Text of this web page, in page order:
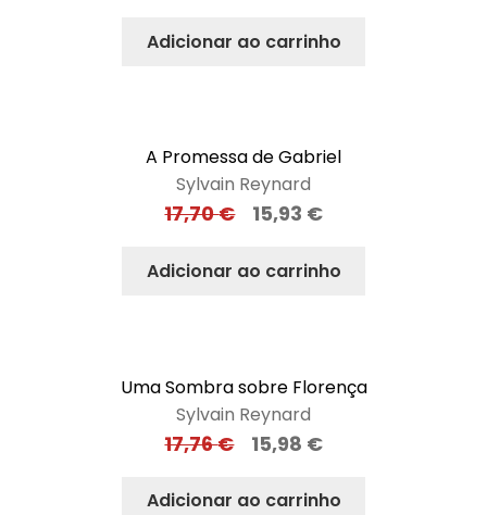
Adicionar ao carrinho
A Promessa de Gabriel
Sylvain Reynard
17,70€ 15,93 €
Adicionar ao carrinho
Uma Sombra sobre Florença
Sylvain Reynard
17,76€ 15,98 €
Adicionar ao carrinho